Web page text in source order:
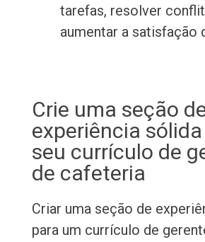
tarefas, resolver
aumentar a satisfação
Crie uma seção
experiência
seu currículo de
de cafeteria
Criar uma seção de
para um currículo de